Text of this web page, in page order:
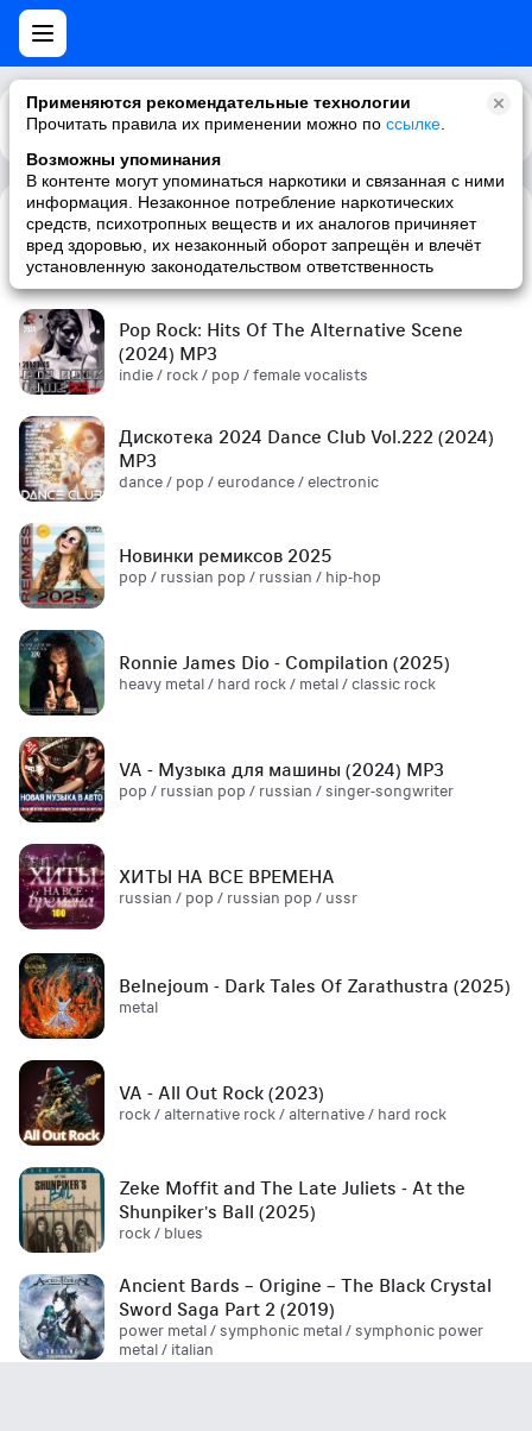
Применяются рекомендательные технологии
Прочитать правила их применении можно по ссылке
Возможны упоминания
В контенте могут упоминаться наркотики и связанная с ними
информация. Незаконное потребление наркотических
средств, психотропных веществ и их аналогов причиняет
вред здоровью, их незаконный оборот запрещён и влечёт
установленную законодательством ответственность
Каталог Рекомендации
Сборник! '90s (2024) MP3
pop / russian pop / russian / '90s
Pop Rock: Hits Of The Alternative Scene
(2024) MP3
indie / rock / pop / female vocalists
Дискотека 2024 Dance Club Vol.222 (2024)
MP3
dance / pop / eurodance / electronic
Новинки ремиксов 2025
pop / russian pop / russian / hip-hop
Ronnie James Dio - Compilation (2025)
heavy metal / hard rock / metal / classic rock
VA - Музыка для машины (2024) MP3
pop / russian pop / russian / singer-songwriter
ХИТЫ НА ВСЕ ВРЕМЕНА
russian / pop / russian pop / ussr
Belnejoum - Dark Tales Of Zarathustra (2025)
metal
VA - All Out Rock (2023)
rock / alternative rock / alternative / hard rock
Zeke Moffit and The Late Juliets - At the
Shunpiker's Ball (2025)
rock / blues
Ancient Bards – Origine – The Black Crystal
Sword Saga Part 2 (2019)
power metal / symphonic metal / symphonic power
metal / italian